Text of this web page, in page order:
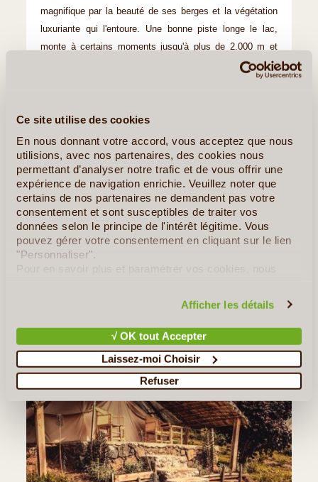
Ce site utilise des cookies
En nous donnant votre accord, vous acceptez que nous
utilisions, avec nos partenaires, des cookies nous
permettant d’analyser notre trafic et de vous offrir une
expérience de navigation enrichie. Veuillez noter que
certains de nos partenaires ne demandent pas votre
consentement et sont susceptibles de traiter vos
données selon le principe de l'intérêt légitime. Vous
pouvez gérer votre consentement en cliquant sur le lien
"Personnaliser".
Pour en savoir plus et paramétrer vos cookies, nous
Afficher les détails
√ OK tout Accepter
Laissez-moi Choisir
Refuser
magnifique par la beauté de ses berges et la végétation
luxuriante qui l'entoure. Une bonne piste longe le lac,
monte à certains moments jusqu'à plus de 2.000 m et
nous offre des vues grandioses sur les centaines d‘îles
haltes provoque un attroupement.
Arrêt àKarongiet nuit dans un bel hôtel sur le bord du
lac Kivu.
Hébergement : à Karongi
Les Incontournable(s) : Le Lac Kivu et ses Berges